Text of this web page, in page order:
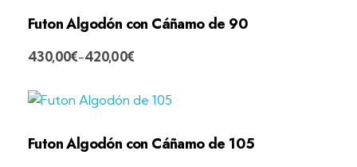
Futon Algodón con Cáñamo de 90
420,00€
-
430,00€
Futon Algodón con Cáñamo de 105